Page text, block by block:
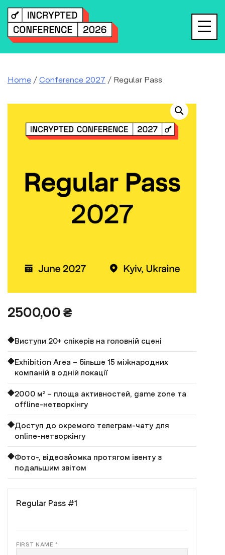
Skip
content
Home / Conference 2027 / Regular Pass
2500,00₴
Виступи 20+ спікерів на головній сцені
Exhibition Area – більше 15 міжнародних
компаній в одній локації
2000 м² – площа активностей, game zone та
offline-нетворкінгу
Доступ до окремого телеграм-чату для
online-нетворкінгу
Фото-, відеозйомка протягом івенту з
подальшим звітом
Regular Pass #1
FIRST NAME *